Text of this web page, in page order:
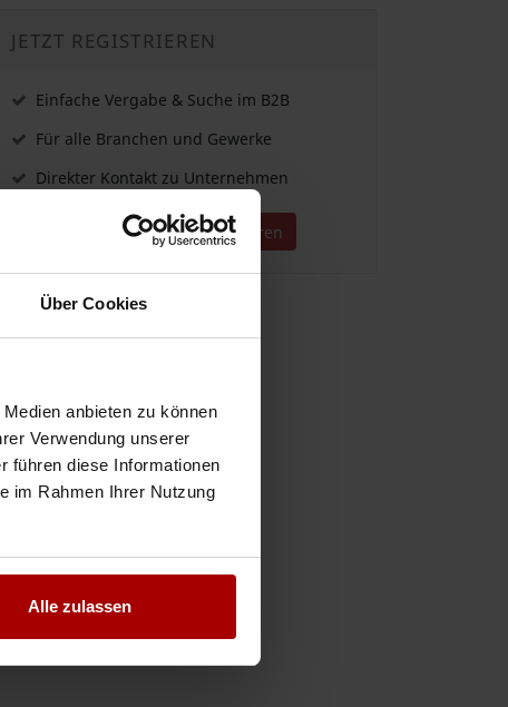
Über Cookies
anbieten zu können
Verwendung unserer
führen diese Informationen
im Rahmen Ihrer Nutzung
Alle zulassen
JETZT REGISTRIEREN
Einfache Vergabe & Suche im B2B
Für alle Branchen und Gewerke
Direkter Kontakt zu Unternehmen
Jetzt kostenlos registrieren